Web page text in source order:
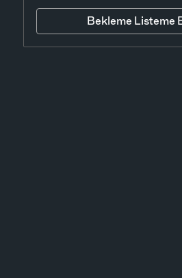
Bekleme Listeme